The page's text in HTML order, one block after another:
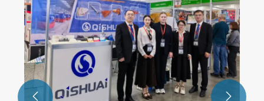
 